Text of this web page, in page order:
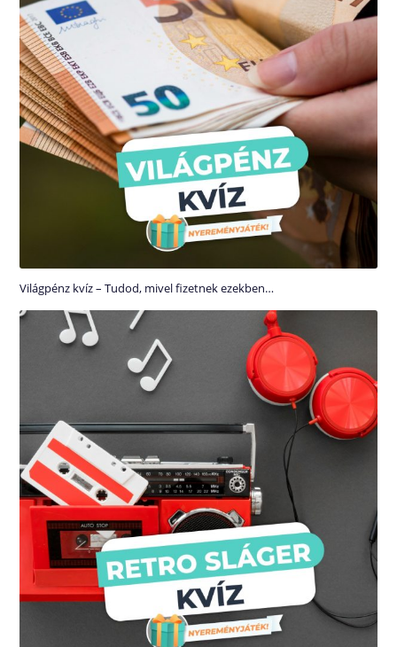
Világpénz kvíz – Tudod, mivel fizetnek ezekben…